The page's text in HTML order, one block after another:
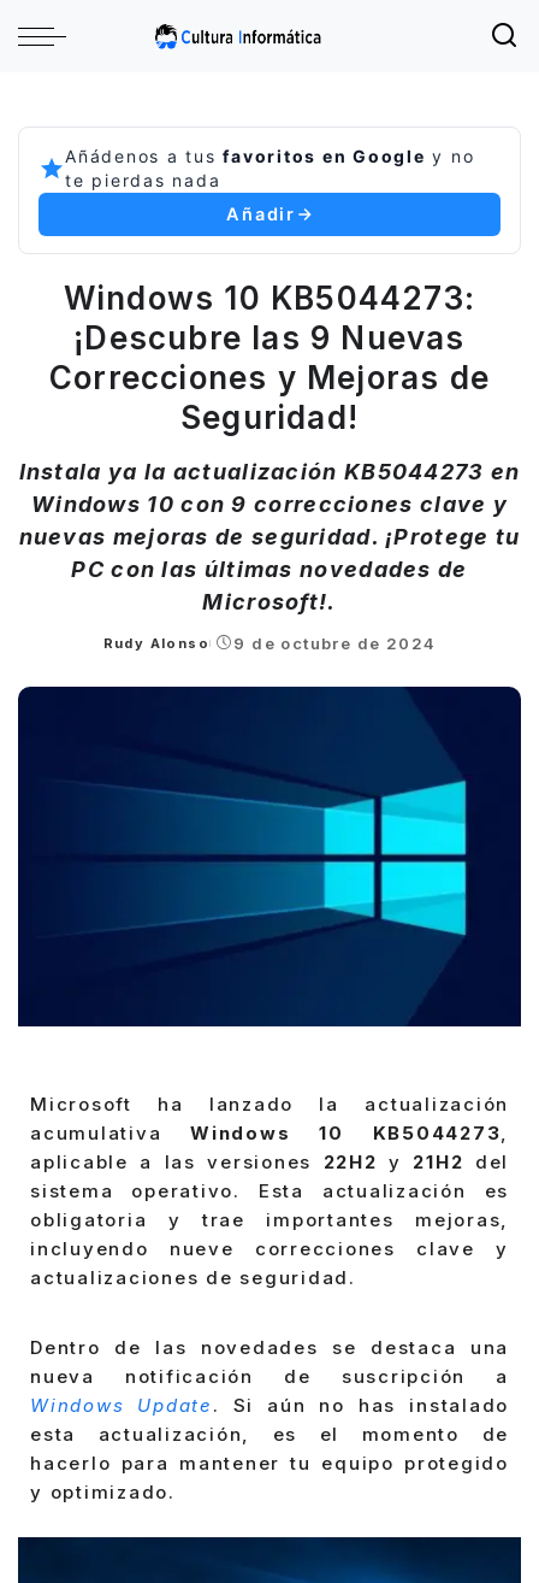
Añádenos a tusfavoritos en Google y no
te pierdas nada
Añadir
Windows 10 KB5044273:
¡Descubre las 9 Nuevas
Correcciones y Mejoras de
Seguridad!
Instala ya la actualización KB5044273 en
Windows 10 con 9 correcciones clave y
nuevas mejoras de seguridad. ¡Protege tu
PC con las últimas novedades de
Microsoft!.
Posted
Rudy Alonso 9 de octubre de 2024
Microsoft ha lanzado la actualización
acumulativaWindows 10 KB5044273,
aplicable a las versiones 22H2 y 21H2 del
sistema operativo. Esta actualización es
obligatoria y trae importantes mejoras,
incluyendo nueve correcciones clave y
actualizaciones de seguridad.
Dentro de las novedades se destaca una
nueva notificación de suscripción a
Windows Update . Si aún no has instalado
esta actualización, es el momento de
hacerlo para mantener tu equipo protegido
y optimizado.